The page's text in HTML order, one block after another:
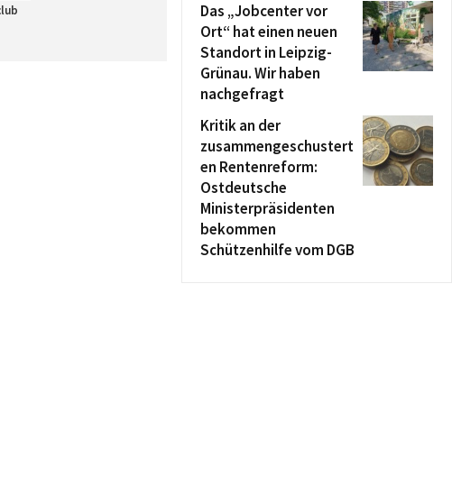
Das „Jobcenter vor
Ort“ hat einen neuen
Standort in Leipzig-
Grünau. Wir haben
nachgefragt
Kritik an der
zusammengeschustert
en Rentenreform:
Ostdeutsche
Ministerpräsidenten
bekommen
Schützenhilfe vom DGB